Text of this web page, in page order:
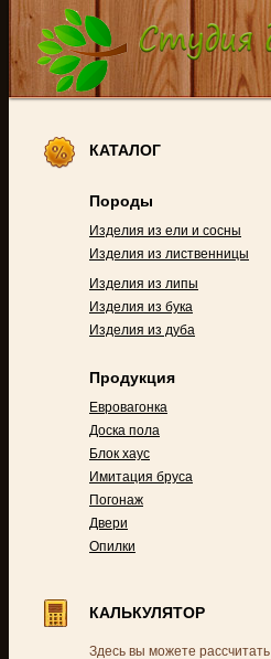
КАТАЛОГ
Породы
Изделия из ели и сосны
Изделия из лиственницы
Изделия из липы
Изделия из бука
Изделия из дуба
Продукция
Евровагонка
Доска пола
Блок хаус
Имитация бруса
Погонаж
Двери
Опилки
КАЛЬКУЛЯТОР
Здесь вы можете рассчитать